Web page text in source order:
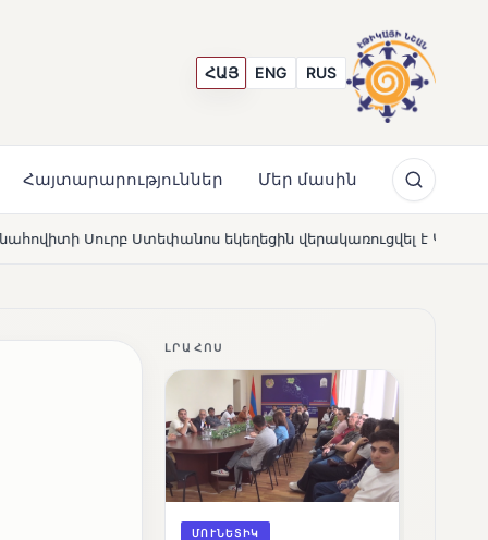
ՀԱՅ ENG RUS
Հայտարարություններ Մեր մասին
եկեղեցին վերակառուցվել է Կարապետյան ընտանիքի
ԼՐԱՀՈՍ
ՄՈՒՆԵՏԻԿ